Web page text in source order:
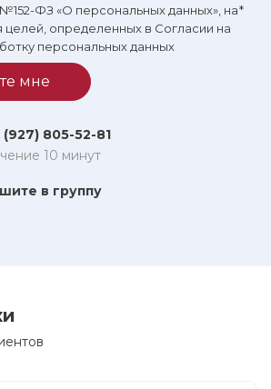
№152-ФЗ «О персональных данных», на
целей, определенных в Согласии на
персональных данных
*
мне
805-52-81
10 минут
в группу